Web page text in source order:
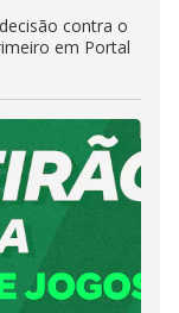
contra o
em Portal